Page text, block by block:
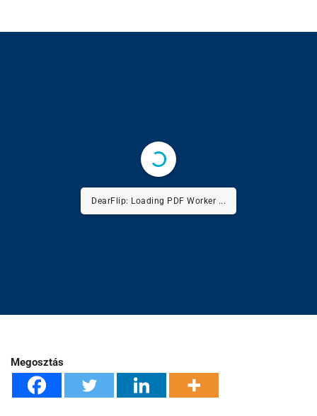
DearFlip: Loading PDF Worker ...
Megosztás